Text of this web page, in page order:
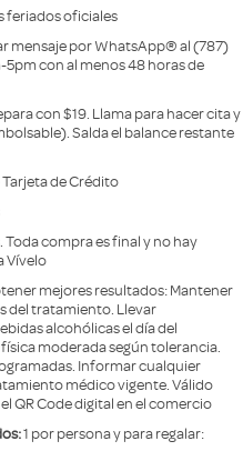
feriados oficiales
mensaje por WhatsApp® al (787)
con al menos 48 horas de
con $19. Llama para hacer cita y
Salda el balance restante
Tarjeta de Crédito
compra es final y no hay
Vívelo
mejores resultados: Mantener
del tratamiento. Llevar
alcohólicas el día del
moderada según tolerancia.
Informar cualquier
médico vigente. Válido
QR Code digital en el comercio
1 por persona y para regalar: